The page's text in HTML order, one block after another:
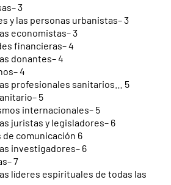
3
y las personas urbanistas– 3
economistas– 3
financieras– 4
donantes– 4
4
profesionales sanitarios… 5
5
internacionales– 5
juristas y legisladores– 6
de comunicación 6
investigadores– 6
7
líderes espirituales de todas las